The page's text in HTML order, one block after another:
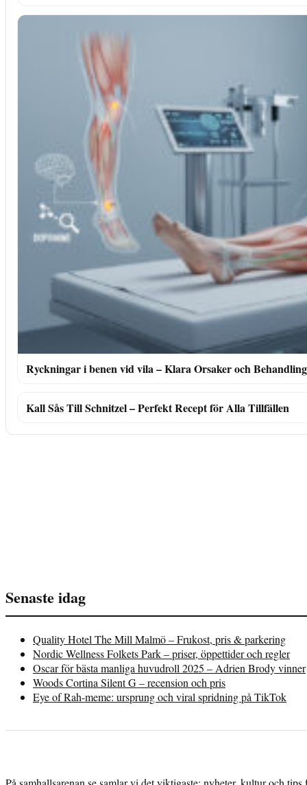
Ryckningar i benen vid vila – Klara Orsaker och Behandling
Kall Sås Till Schnitzel – Perfekt Recept för Alla Tillfällen
Senaste idag
Quality Hotel The Mill Malmö – Frukost, pris & parkering
Nordic Wellness Folkets Park – priser, öppettider och regler
Oscar för bästa manliga huvudroll 2025 – Adrien Brody vinner
Woods Cortina Silent G – recension och pris
Eye of Rah-meme: ursprung och viral spridning på TikTok